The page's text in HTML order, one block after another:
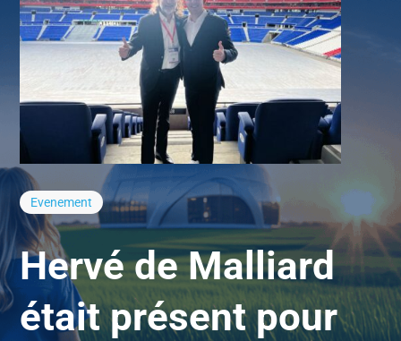
Evenement
Hervé de Malliard
était présent pour